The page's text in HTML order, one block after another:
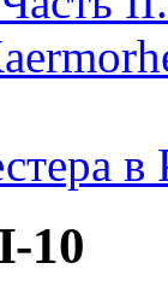
10